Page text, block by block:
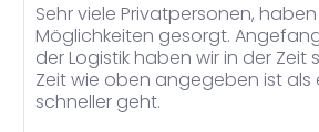
Sehr viele Privatpersonen,
Möglichkeiten gesorgt.
der Logistik haben wir in der Zeit
Zeit wie oben angegeben ist als
schneller geht.